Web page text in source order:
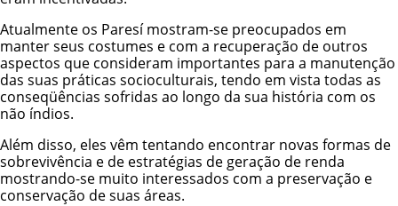
Atualmente os Paresí mostram-se preocupados em
manter seus costumes e com a recuperação de outros
aspectos que consideram importantes para a manutenção
das suas práticas socioculturais, tendo em vista todas as
conseqüências sofridas ao longo da sua história com os
não índios.
Além disso, eles vêm tentando encontrar novas formas de
sobrevivência e de estratégias de geração de renda
mostrando-se muito interessados com a preservação e
conservação de suas áreas.